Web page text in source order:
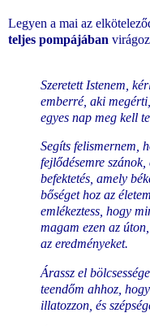
Legyen a mai az
teljes pompájában
Szeretett Istenem,
emberré, aki
egyes nap meg kell
Segíts felismernem,
fejlődésemre
befektetés, amely
bőséget hoz az
emlékeztess, hogy
magam ezen az
az eredményeket.
Árassz el
teendőm ahhoz,
illatozzon, és